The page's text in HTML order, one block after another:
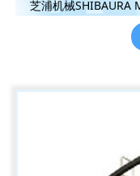
芝浦机械SHIBAURA